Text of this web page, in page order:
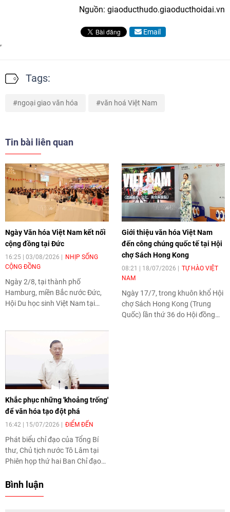
Nguồn: giaoducthudo.giaoducthoidai.vn
Email
Tags:
ngoại giao văn hóa văn hoá Việt Nam
Tin bài liên quan
Ngày Văn hóa Việt Nam kết nối
cộng đồng tại Đức
16:25 | 03/08/2026
NHỊP SỐNG
CỘNG ĐỒNG
Ngày 2/8, tại thành phố
Hamburg, miền Bắc nước Đức,
Hội Du học sinh Việt Nam tại
những nét đặc sắc về văn hóa,
nghệ thuật, ẩm thực Việt Nam
tới người dân sở tại, bạn bè quốc
Giới thiệu văn hóa Việt Nam
đến công chúng quốc tế tại Hội
chợ Sách Hong Kong
08:21 | 18/07/2026
TỰ HÀO VIỆT
NAM
Ngày 17/7, trong khuôn khổ Hội
chợ Sách Hong Kong (Trung
Quốc) lần thứ 36 do Hội đồng
Khắc phục những 'khoảng trống'
để văn hóa tạo đột phá
16:42 | 15/07/2026 ĐIỂM ĐẾN
Phát biểu chỉ đạo của Tổng Bí
thư, Chủ tịch nước Tô Lâm tại
Phiên họp thứ hai Ban Chỉ đạo
hóa Việt Nam (diễn ra ngày 13/7
Bình luận